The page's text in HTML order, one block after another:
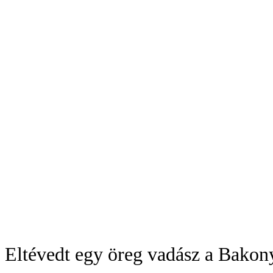
Eltévedt egy öreg vadász a